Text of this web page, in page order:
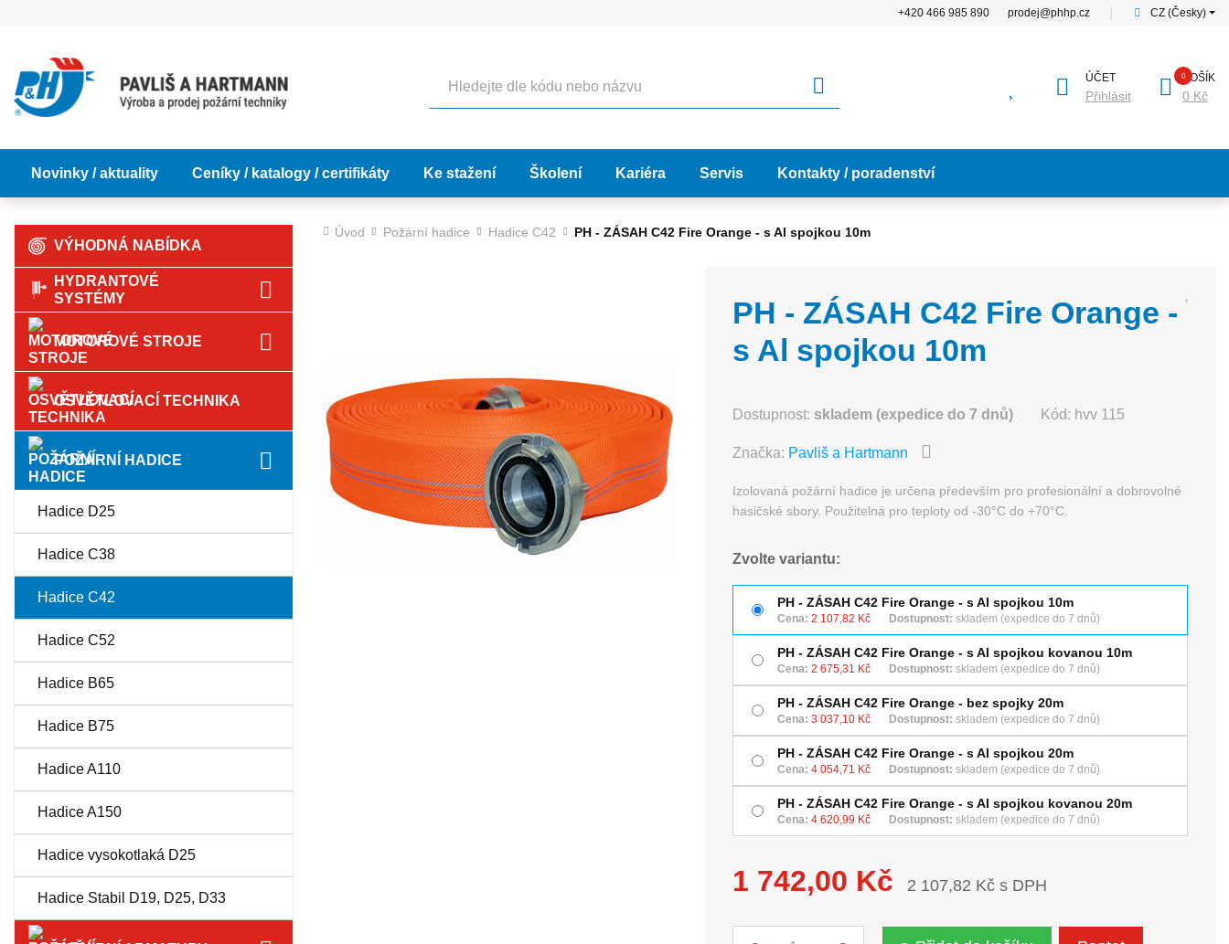
+420 466 985 890 prodej@phhp.cz CZ (Česky)
ÚČET
Přihlásit
KOŠÍK
0 Kč
Novinky / aktuality Ceníky / katalogy / certifikáty Ke stažení Školení Kariéra Servis Kontakty / poradenství
VÝHODNÁ NABÍDKA
HYDRANTOVÉ
SYSTÉMY
MOTOROVÉ STROJE
OSVĚTLOVACÍ TECHNIKA
POŽÁRNÍ HADICE
Hadice D25
Hadice C38
Hadice C42
Hadice C52
Hadice B65
Hadice B75
Hadice A110
Hadice A150
Hadice vysokotlaká D25
Hadice Stabil D19, D25, D33
Úvod Požární hadice Hadice C42 PH - ZÁSAH C42 Fire Orange - s Al spojkou 10m
PH - ZÁSAH C42 Fire Orange -
s Al spojkou 10m
Dostupnost: skladem (expedice do 7 dnů) Kód: hvv 115
Značka: Pavliš a Hartmann
Izolovaná požární hadice je určena především pro profesionální a dobrovolné
hasičské sbory. Použitelná pro teploty od -30°C do +70°C.
Zvolte variantu:
PH - ZÁSAH C42 Fire Orange - s Al spojkou 10m
Cena: 2 107,82 Kč Dostupnost: skladem (expedice do 7 dnů)
PH - ZÁSAH C42 Fire Orange - s Al spojkou kovanou 10m
Cena: 2 675,31 Kč Dostupnost: skladem (expedice do 7 dnů)
PH - ZÁSAH C42 Fire Orange - bez spojky 20m
Cena: 3 037,10 Kč Dostupnost: skladem (expedice do 7 dnů)
PH - ZÁSAH C42 Fire Orange - s Al spojkou 20m
Cena: 4 054,71 Kč Dostupnost: skladem (expedice do 7 dnů)
PH - ZÁSAH C42 Fire Orange - s Al spojkou kovanou 20m
Cena: 4 620,99 Kč Dostupnost: skladem (expedice do 7 dnů)
1 742,00 Kč 2 107,82 Kč s DPH